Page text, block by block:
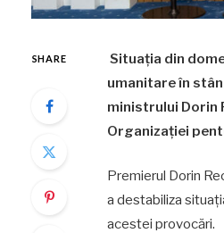
SHARE
Situația din
umanitare în
ministrului Dorin
Organizației
Premierul Dorin
a destabiliza
acestei provocări.